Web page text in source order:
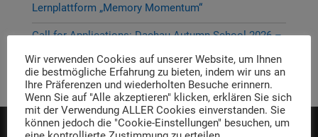
Lernplattform „Memory Momentum“
Call for Applications: Dachau Autumn School 2026 –
Wir verwenden Cookies auf unserer Website, um Ihnen
die bestmögliche Erfahrung zu bieten, indem wir uns an
Ihre Präferenzen und wiederholten Besuche erinnern.
Wenn Sie auf "Alle akzeptieren" klicken, erklären Sie sich
mit der Verwendung ALLER Cookies einverstanden. Sie
können jedoch die "Cookie-Einstellungen" besuchen, um